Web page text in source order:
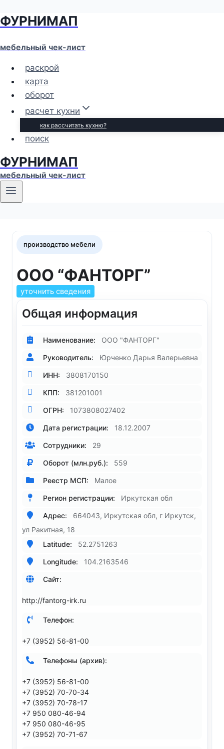
Перейти
содержимому
ФУРНИМАП
мебельный чек-лист
раскрой
карта
оборот
расчет кухни
как рассчитать кухню?
поиск
ФУРНИМАП
мебельный чек-лист
производство мебели
ООО “ФАНТОРГ”
уточнить сведения
Общая информация
Наименование: ООО "ФАНТОРГ"
Руководитель: Юрченко Дарья Валерьевна
ИНН: 3808170150
КПП: 381201001
ОГРН: 1073808027402
Дата регистрации: 18.12.2007
Сотрудники: 29
Оборот (млн.руб.): 559
Реестр МСП: Малое
Регион регистрации: Иркутская обл
Адрес:
664043, Иркутская обл, г Иркутск,
ул Ракитная, 18
Latitude:
52.2751263
Longitude: 104.2163546
Сайт:
http://fantorg-irk.ru
Телефон:
+7 (3952) 56-81-00
Телефоны (архив):
+7 (3952) 56-81-00
+7 (3952) 70-70-34
+7 (3952) 70-78-17
+7 950 080-46-94
+7 950 080-46-95
+7 (3952) 70-71-67